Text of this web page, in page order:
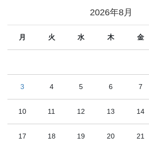
2026年8月
月 火 水 木 金
3 4 5 6 7
10 11 12 13 14
17 18 19 20 21